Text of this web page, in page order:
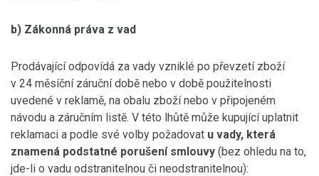
b) Zákonná práva z vad
Prodávající odpovídá za vady vzniklé po převzetí zboží
v 24 měsíční záruční době nebo v době použitelnosti
uvedené v reklamě, na obalu zboží nebo v připojeném
návodu a záručním listě. V této lhůtě může kupující uplatnit
reklamaci a podle své volby požadovat u vady, která
znamená podstatné porušení smlouvy (bez ohledu na to,
jde-li o vadu odstranitelnou či neodstranitelnou):